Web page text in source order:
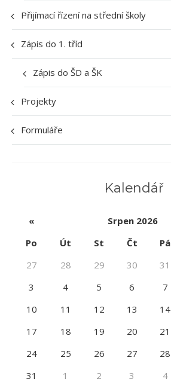
Přijímací řízení na střední školy
Zápis do 1. tříd
Zápis do ŠD a ŠK
Projekty
Formuláře
Kalendář
« Srpen 2026
Po
Út St Čt Pá
27
28 29 30 31
3
4 5 6 7
10
11 12 13 14
17
18 19 20 21
24
25 26 27 28
31
1 2 3 4